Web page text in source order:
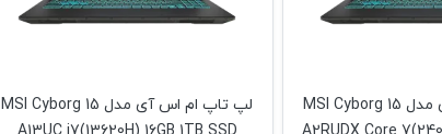
لپ تاپ ام اس آی مدل MSI Cyborg 15
لپ تاپ ام اس آی مدل MSI Cyborg 15